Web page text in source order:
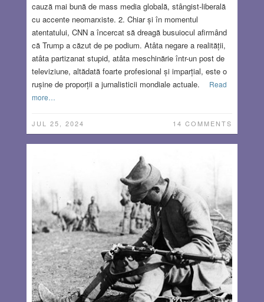
cauză mai bună de mass media globală, stângist-liberală
cu accente neomarxiste. 2. Chiar și în momentul
atentatului, CNN a încercat să dreagă busuiocul afirmând
că Trump a căzut de pe podium. Atâta negare a realității,
atâta partizanat stupid, atâta meschinărie într-un post de
televiziune, altădată foarte profesional și imparțial, este o
rușine de proporții a jurnalisticii mondiale actuale.
Read
more…
JUL 25, 2024 14 COMMENTS